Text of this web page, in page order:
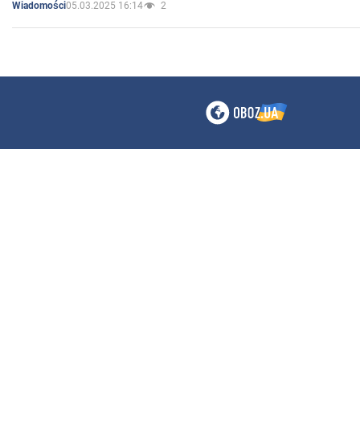
Wiadomości05.03.2025 16:14 2